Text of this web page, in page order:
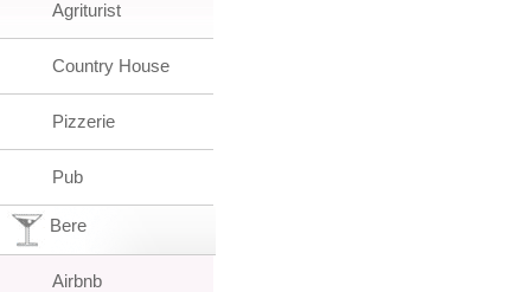
Agriturist
Country House
Pizzerie
Pub
Bere
Airbnb